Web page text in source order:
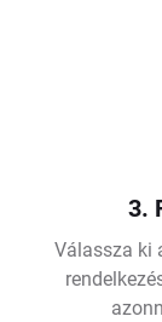
3.
Válassza ki